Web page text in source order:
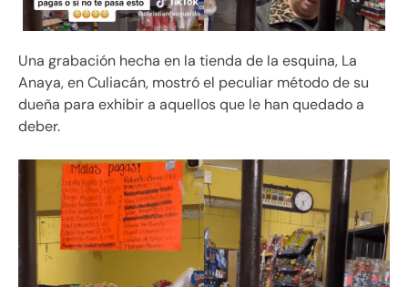
Una grabación hecha en la tienda de la esquina, La
Anaya, en Culiacán, mostró el peculiar método de su
dueña para exhibir a aquellos que le han quedado a
deber.